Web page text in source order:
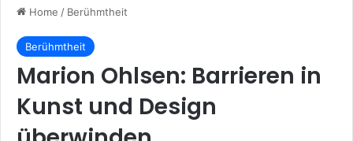
Home / Berühmtheit
Berühmtheit
Marion Ohlsen: Barrieren in
Kunst und Design